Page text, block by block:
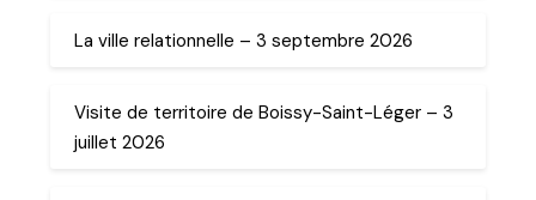
La ville relationnelle – 3 septembre 2026
Visite de territoire de Boissy-Saint-Léger – 3
juillet 2026